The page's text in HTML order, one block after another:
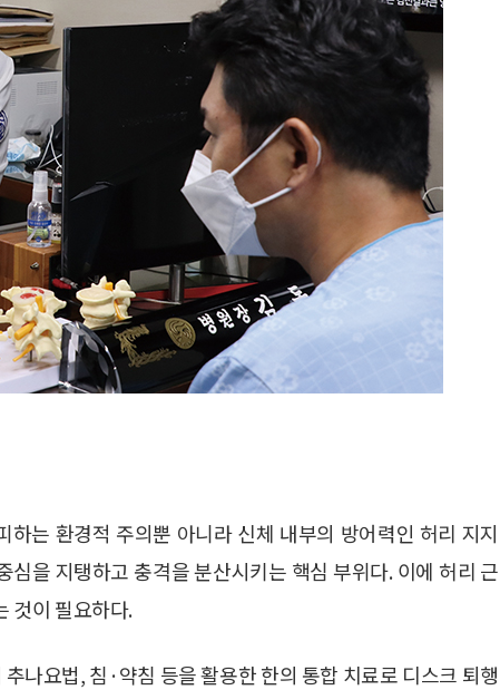
는 환경적 주의뿐 아니라 신체 내부의 방어력인 허리 지지
을 지탱하고 충격을 분산시키는 핵심 부위다. 이에 허리 근
것이 필요하다.
나요법, 침·약침 등을 활용한 한의 통합 치료로 디스크 퇴행